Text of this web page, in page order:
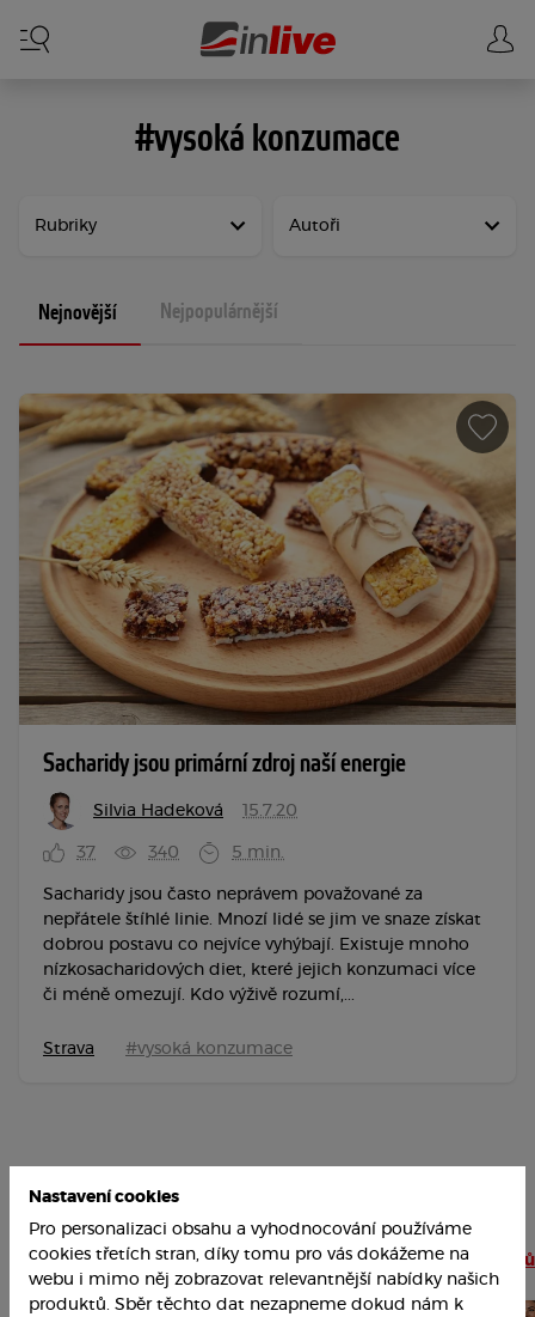
#vysoká konzumace
Nejnovější Nejpopulárnější
Sacharidy jsou primární zdroj naší energie
Silvia Hadeková 15.7.20
37 340 5 min.
Sacharidy jsou často neprávem považované za
nepřátele štíhlé linie. Mnozí lidé se jim ve snaze získat
dobrou postavu co nejvíce vyhýbají. Existuje mnoho
nízkosacharidových diet, které jejich konzumaci více
či méně omezují. Kdo výživě rozumí,...
Strava #vysoká konzumace
Rubriky Autoři
Nejoblíbenější články Číst více článků
Nastavení cookies
Pro personalizaci obsahu a vyhodnocování používáme
cookies třetích stran, díky tomu pro vás dokážeme na
webu i mimo něj zobrazovat relevantnější nabídky našich
produktů. Sběr těchto dat nezapneme dokud nám k